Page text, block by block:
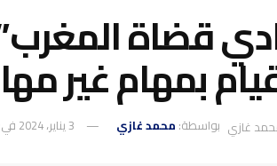
قضاة
بمهام غير
بواسطة: محمد غازي 3 يناير، 2024 في: